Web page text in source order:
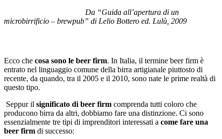
Da “Guida all’apertura di un
microbirrificio – brewpub” di Lelio Bottero ed. Lulù, 2009
Ecco che cosa sono le beer firm. In Italia, il termine beer firm è
entrato nel linguaggio comune della birra artigianale piuttosto di
recente, da quando, tra il 2005 e il 2010, sono nate le prime realtà di
questo tipo.
Seppur il significato di beer firm comprenda tutti coloro che
producono birra da altri, dobbiamo fare una distinzione. Ci sono
essenzialmente tre tipi di imprenditori interessati a come fare una
beer firm di successo: